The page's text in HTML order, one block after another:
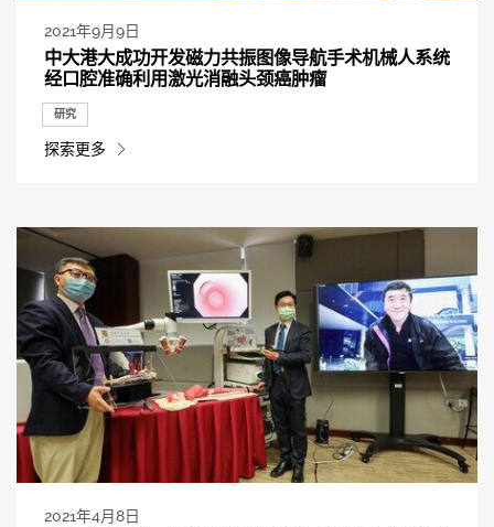
2021年9月9日
中大港大成功开发磁力共振图像导航手术机械人系统
经口腔准确利用激光消融头颈癌肿瘤
研究
探索更多
2021年4月8日